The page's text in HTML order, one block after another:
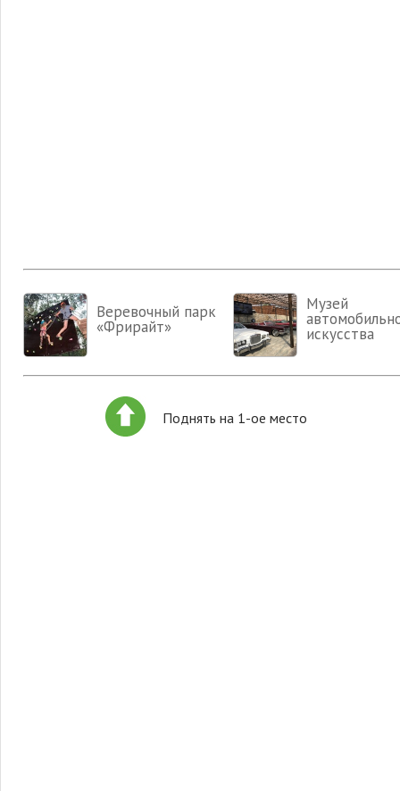
Веревочный парк
«Фрирайт»
Музей
искусства
Поднять на 1-ое место